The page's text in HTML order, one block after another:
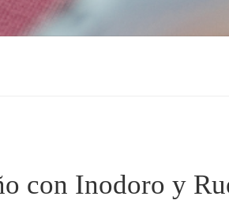
con Inodoro y